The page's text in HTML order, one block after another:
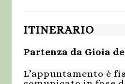
ITINERARIO
Partenza da Gioia
L’appuntamento è